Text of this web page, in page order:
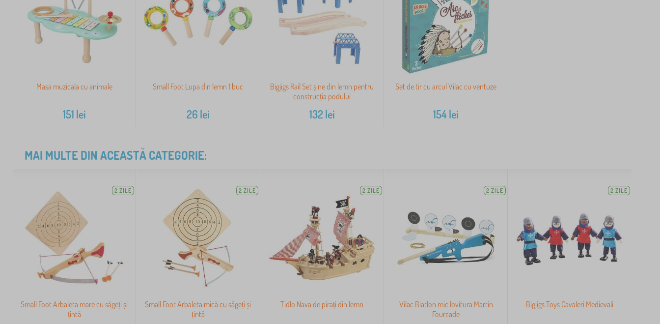
Masa muzicala cu animale
151 lei
Small Foot Lupa din lemn 1 buc
26 lei
Bigjigs Rail Set șine din lemn pentru
construcția podului
132 lei
Set de tir cu arcul Vilac cu ventuze
154lei
MAI MULTE DIN ACEASTĂ CATEGORIE:
2 ZILE
Small Foot Arbaleta mare cu săgeți și
țintă
2 ZILE
Small Foot Arbaleta mică cu săgeți și
țintă
2 ZILE
Tidlo Nava de pirați din lemn
2 ZILE
Vilac Biatlon mic lovitura Martin
Fourcade
2 ZILE
Bigjigs Toys Cavaleri Medievali